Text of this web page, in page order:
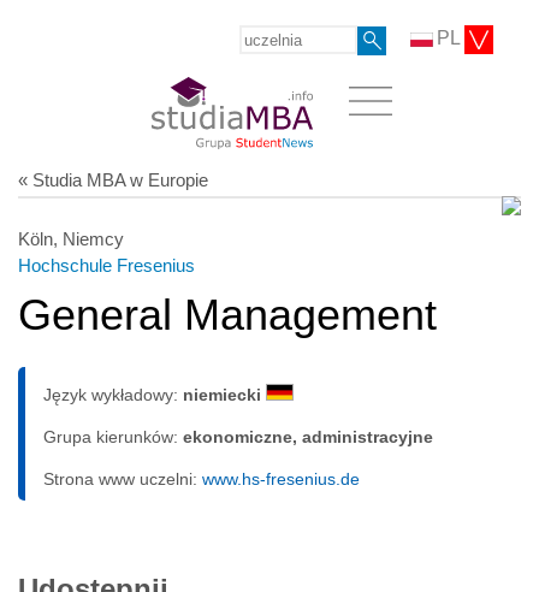
PL
« Studia MBA w Europie
Köln, Niemcy
Hochschule Fresenius
General Management
Język wykładowy: niemiecki
Grupa kierunków: ekonomiczne, administracyjne
Strona www uczelni: www.hs-fresenius.de